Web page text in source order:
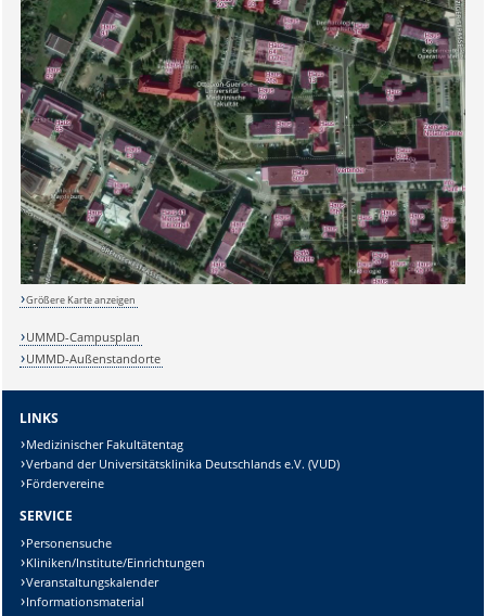
Sicherheitsabfrage:
Lösung:
Größere Karte anzeigen
UMMD-Campusplan
UMMD-Außenstandorte
LINKS
Medizinischer Fakultätentag
Verband der Universitätsklinika Deutschlands e.V. (VUD)
Fördervereine
SERVICE
Personensuche
Kliniken/Institute/Einrichtungen
Veranstaltungskalender
Informationsmaterial